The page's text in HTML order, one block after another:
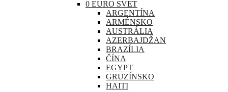
0 EURO SVET
ARGENTÍNA
ARMÉNSKO
AUSTRÁLIA
AZERBAJDŽAN
BRAZÍLIA
ČÍNA
EGYPT
GRUZÍNSKO
HAITI